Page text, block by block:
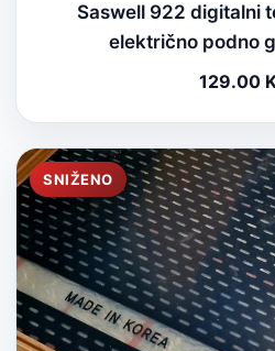
Saswell 922 digitalni
električno podno
129.00
SNIŽENO